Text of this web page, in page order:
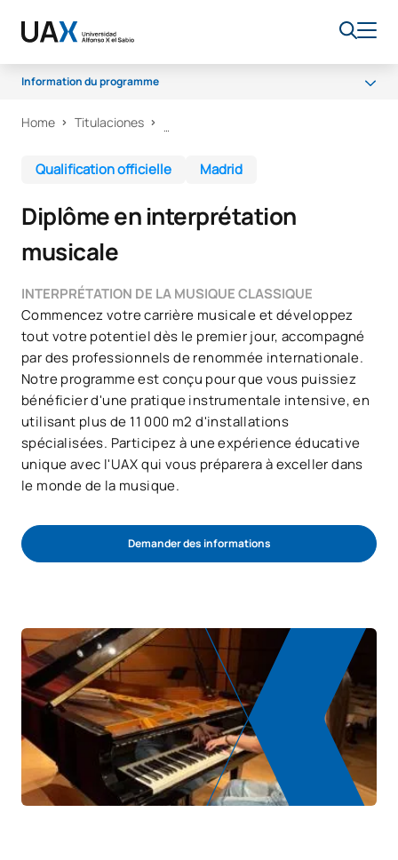
Information du programme
Pourquoi UAX ?
Accès
Débouchés professionnels
Home Titulaciones
Qualification officielle Madrid
Diplôme en interprétation
musicale
INTERPRÉTATION DE LA MUSIQUE CLASSIQUE
Commencez votre carrière musicale et développez
tout votre potentiel dès le premier jour, accompagné
par des professionnels de renommée internationale.
Notre programme est conçu pour que vous puissiez
bénéficier d'une pratique instrumentale intensive, en
utilisant plus de 11 000 m2 d'installations
spécialisées. Participez à une expérience éducative
unique avec l'UAX qui vous préparera à exceller dans
le monde de la musique.
Demander des informations